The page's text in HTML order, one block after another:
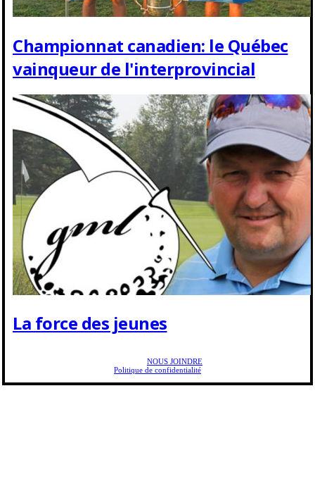
Championnat canadien: le Québec
vainqueur de l'interprovincial
La force des jeunes
NOUS JOINDRE
Politique de confidentialité